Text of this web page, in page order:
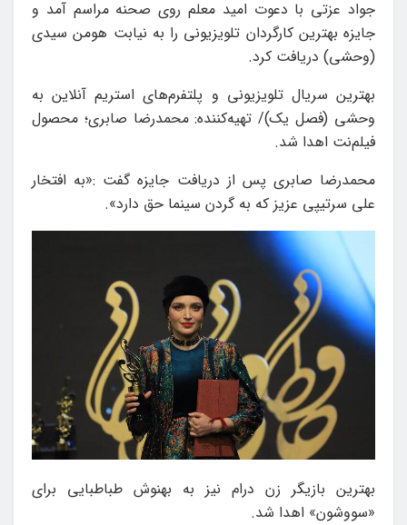
جواد عزتی با دعوت امید معلم روی صحنه مراسم آمد و
جایزه بهترین کارگردان تلویزیونی را به نیابت هومن سیدی
(وحشی) دریافت کرد.
بهترین سریال تلویزیونی و پلتفرم‌های استریم آنلاین به
وحشی (فصل یک)/ تهیه‌کننده: محمدرضا صابری؛ محصول
فیلم‌نت اهدا شد.
محمدرضا صابری پس از دریافت جایزه گفت :«به افتخار
علی سرتیپی عزیز که به گردن سینما حق دارد».
بهترین بازیگر زن درام نیز به بهنوش طباطبایی برای
«سووشون» اهدا شد.